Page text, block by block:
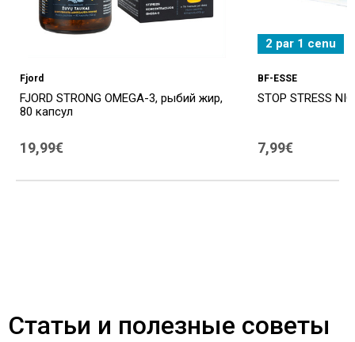
Fjord
FJORD STRONG OMEGA-3, рыбий жир,
80 капсул
19,99€
2 par 1 cenu
BF-ESSE
STOP STRESS
7,99€
Статьи и полезные советы